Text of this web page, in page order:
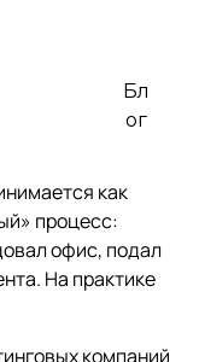
Бл
ог
как
процесс:
офис, подал
На практике
компаний